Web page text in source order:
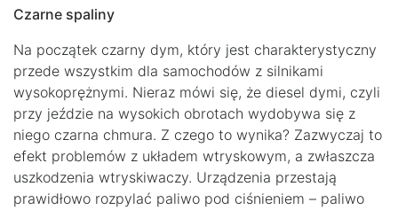
Czarne spaliny
Na początek czarny dym, który jest charakterystyczny
przede wszystkim dla samochodów z silnikami
wysokoprężnymi. Nieraz mówi się, że diesel dymi, czyli
przy jeździe na wysokich obrotach wydobywa się z
niego czarna chmura. Z czego to wynika? Zazwyczaj to
efekt problemów z układem wtryskowym, a zwłaszcza
uszkodzenia wtryskiwaczy. Urządzenia przestają
prawidłowo rozpylać paliwo pod ciśnieniem – paliwo